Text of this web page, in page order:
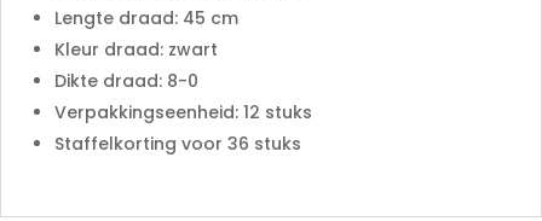
Lengte draad: 45 cm
Kleur draad: zwart
Dikte draad: 8-0
Verpakkingseenheid: 12 stuks
Staffelkorting voor 36 stuks